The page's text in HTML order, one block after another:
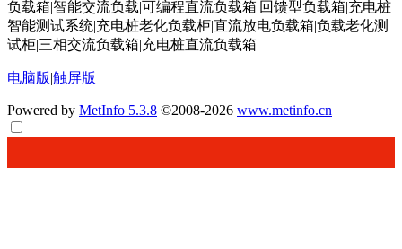
负载箱|智能交流负载|可编程直流负载箱|回馈型负载箱|充电桩
智能测试系统|充电桩老化负载柜|直流放电负载箱|负载老化测
试柜|三相交流负载箱|充电桩直流负载箱
电脑版|触屏版
Powered by MetInfo 5.3.8 ©2008-2026 www.metinfo.cn